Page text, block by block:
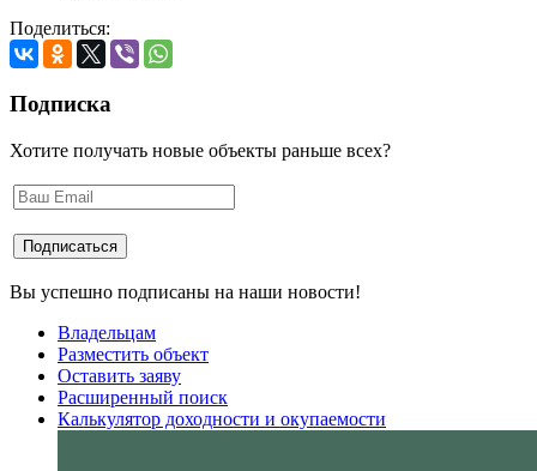
Поделиться:
Подписка
Хотите получать новые объекты раньше всех?
Вы успешно подписаны на наши новости!
Владельцам
Разместить объект
Оставить заяву
Расширенный поиск
Калькулятор доходности и окупаемости